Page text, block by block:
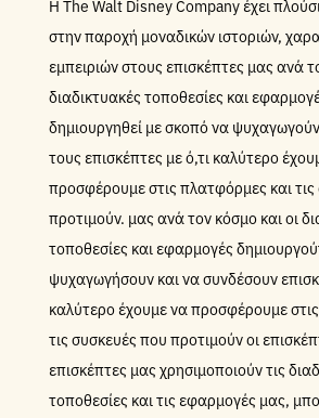
Η The Walt Disney Company έχει
στην παροχή μοναδικών ιστοριών,
εμπειριών στους επισκέπτες μας ανά
διαδικτυακές τοποθεσίες και
δημιουργηθεί με σκοπό να
τους επισκέπτες με ό,τι καλύτερο
προσφέρουμε στις πλατφόρμες και
προτιμούν. μας ανά τον κόσμο και οι
τοποθεσίες και εφαρμογές
ψυχαγωγήσουν και να συνδέσουν
καλύτερο έχουμε να προσφέρουμε
τις συσκευές που προτιμούν οι
επισκέπτες μας χρησιμοποιούν τις
τοποθεσίες και τις εφαρμογές μας,